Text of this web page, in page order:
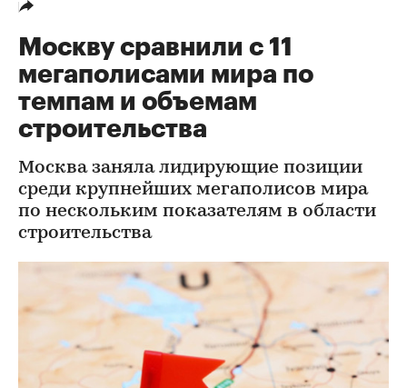
Москву сравнили с 11
мегаполисами мира по
темпам и объемам
строительства
Москва заняла лидирующие позиции
среди крупнейших мегаполисов мира
по нескольким показателям в области
строительства